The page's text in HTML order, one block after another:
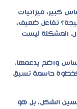
كبير، ميزانيات
تفاعل ضعيف،
المشكلة ليست
واضح يدعمها.
حاسمة تسبق
الشكل، بل هو